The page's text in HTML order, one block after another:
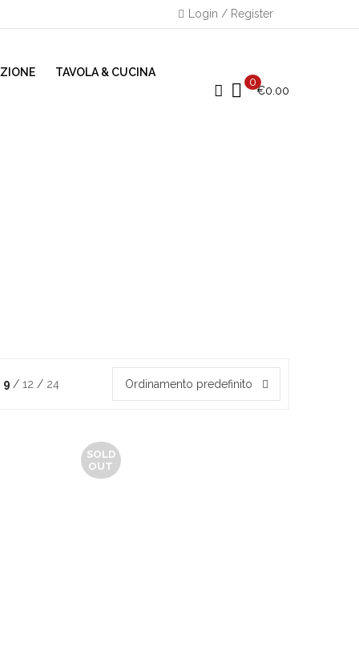
Login / Register
TAVOLA & CUCINA
0
€0.00
9 12 24 Ordinamento predefinito
SOLD
OUT